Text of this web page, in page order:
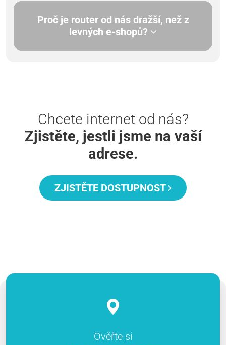
Proč je router od nás dražší, než z
levných e-shopů?
Chcete internet od nás?
Zjistěte, jestli jsme na vaší
adrese.
ZJISTĚTE DOSTUPNOST
Ověřte si